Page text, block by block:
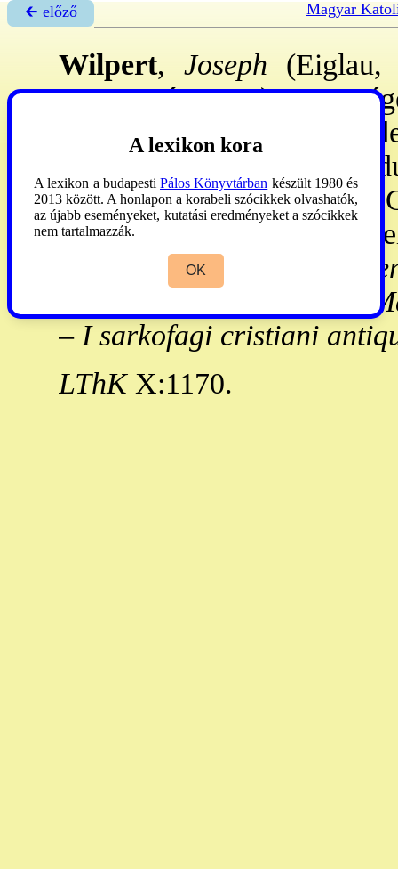
🡰 előző Magyar
Wilpert, Joseph (Eiglau,
1944. márc. 10.): pap,
Rómában kánonjogot
ikgr. és régészet felé
pápai régészeti int. prof-a.
után az óker. ikgr.
Malereien der
römischen Mozaiken und
–I sarkofagi cristiani
LThKX:1170.
A lexikon kora
A lexikon a budapesti Pálos Könyvtárban készült 1980 és
2013 között. A honlapon a korabeli szócikkek olvashatók,
az újabb eseményeket, kutatási eredményeket a szócikkek
nem tartalmazzák.
OK